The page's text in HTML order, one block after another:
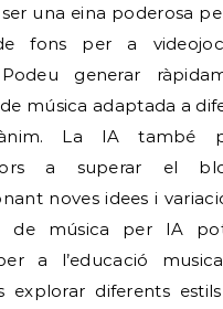
una eina poderosa
fons per a
generar
música adaptada a
La IA també
a superar el
noves idees i
de música per IA
a l’educació
explorar diferents